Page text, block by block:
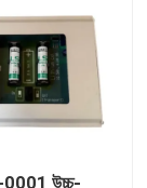
উচ্চ-